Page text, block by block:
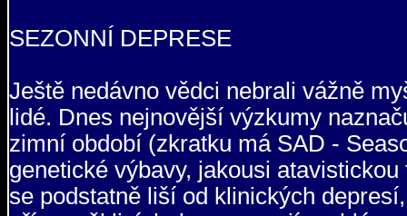
SEZONNÍ DEPRESE
Ještě nedávno vědci nebrali vážně
lidé. Dnes nejnovější výzkumy
zimní období (zkratku má SAD -
genetické výbavy, jakousi
se podstatně liší od klinických